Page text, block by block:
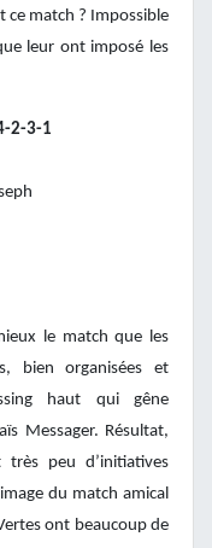
ce match ? Impossible
leur ont imposé les
2-3-1
le match que les
bien organisées et
haut qui gêne
Messager. Résultat,
peu d’initiatives
du match amical
ont beaucoup de